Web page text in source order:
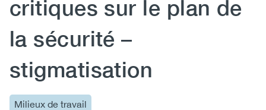
critiques sur le plan de
la sécurité –
stigmatisation
Milieux de travail